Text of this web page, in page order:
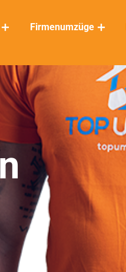
Firmenumzüge